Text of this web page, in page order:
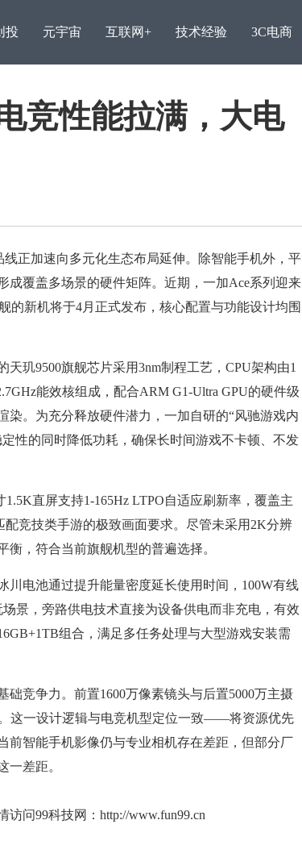
投 元宇宙 互联网+ 技术经验 3C电商
竞性能拉满，大电
正加速向多元化生态布局延伸。除智能手机外，平
成覆盖多场景的硬件矩阵。近期，一加Ace系列迎来
新机将于4月正式发布，核心配置与功能设计均围
9500旗舰芯片采用3nm制程工艺，CPU架构由1
能效核组成，配合ARM G1-Ultra GPU的硬件级
染。为充分释放硬件潜力，一加自研的“风驰游戏内
性的同时降低功耗，确保长时间游戏不卡顿、不发
直屏支持1-165Hz LTPO自适应刷新率，覆盖主
竞技类手游的极致画面要求。尽管未采用2K分辨
，符合当前旗舰机型的普遍选择。
电池通过提升能量密度延长使用时间，100W有线
景，旁路供电技术直接为设备供电而非充电，有效
组合，满足多任务处理与大型游戏安装需
竞争力。前置1600万像素镜头与后置5000万主摄
这一设计逻辑与电竞机型定位一致——将资源优先
前智能手机影像仍与专业相机存在差距，但部分厂
一差距。
问99科技网： http://www.fun99.cn
王自如再陷债务纠纷，因246
万元案